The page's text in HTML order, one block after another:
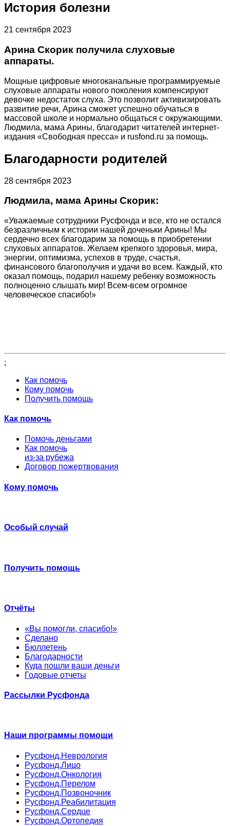
История болезни
21 сентября 2023
Арина Скорик получила слуховые
аппараты.
Мощные цифровые многоканальные программируемые
слуховые аппараты нового поколения компенсируют
девочке недостаток слуха. Это позволит активизировать
развитие речи, Арина сможет успешно обучаться в
массовой школе и нормально общаться с окружающими.
Людмила, мама Арины, благодарит читателей интернет-
издания «Свободная пресса» и rusfond.ru за помощь.
Благодарности родителей
28 сентября 2023
Людмила, мама Арины Скорик:
«Уважаемые сотрудники Русфонда и все, кто не остался
безразличным к истории нашей доченьки Арины! Мы
сердечно всех благодарим за помощь в приобретении
слуховых аппаратов. Желаем крепкого здоровья, мира,
энергии, оптимизма, успехов в труде, счастья,
финансового благополучия и удачи во всем. Каждый, кто
оказал помощь, подарил нашему ребенку возможность
полноценно слышать мир! Всем-всем огромное
человеческое спасибо!»
;
Как помочь
Кому помочь
Получить помощь
Как помочь
Помочь деньгами
Как помочь
из-за рубежа
Договор пожертвования
Кому помочь
Особый случай
Получить помощь
Отчёты
«Вы помогли, спасибо!»
Сделано
Бюллетень
Благодарности
Куда пошли ваши деньги
Годовые отчеты
Рассылки Русфонда
Наши программы помощи
Русфонд.Неврология
Русфонд.Лицо
Русфонд.Онкология
Русфонд.Перелом
Русфонд.Позвоночник
Русфонд.Реабилитация
Русфонд.Сердце
Русфонд.Ортопедия